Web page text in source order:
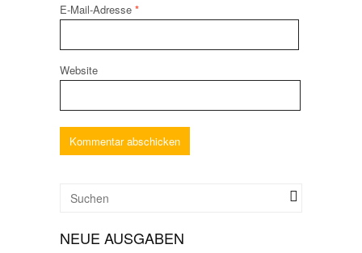
E-Mail-Adresse *
Website
NEUE AUSGABEN